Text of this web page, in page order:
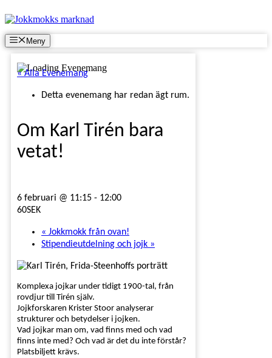
till
innehåll
Meny
« Alla Evenemang
Detta evenemang har redan ägt rum.
Om Karl Tirén bara
vetat!
6 februari @ 11:15 - 12:00
60SEK
« Jokkmokk från ovan!
Stipendieutdelning och jojk »
Komplexa jojkar under tidigt 1900-tal, från
rovdjur till Tirén själv.
Jojkforskaren Krister Stoor analyserar
strukturer och betydelser i jojken.
Vad jojkar man om, vad finns med och vad
finns inte med? Och vad är det du inte förstår?
Platsbiljett krävs.